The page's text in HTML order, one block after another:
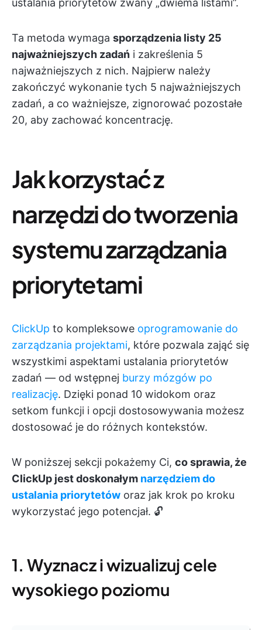
Ta metoda wymaga sporządzenia listy 25
najważniejszych zadań i zakreślenia 5
najważniejszych z nich. Najpierw należy
zakończyć wykonanie tych 5 najważniejszych
zadań, a co ważniejsze, zignorować pozostałe
20, aby zachować koncentrację.
Jak korzystać z
narzędzi do tworzenia
systemu zarządzania
priorytetami
ClickUp to kompleksowe oprogramowanie do
zarządzania projektami, które pozwala zająć się
wszystkimi aspektami ustalania priorytetów
zadań — od wstępnej burzy mózgów po
realizację. Dzięki ponad 10 widokom oraz
setkom funkcji i opcji dostosowywania możesz
dostosować je do różnych kontekstów.
W poniższej sekcji pokażemy Ci, co sprawia, że
ClickUp jest doskonałym narzędziem do
ustalania priorytetów oraz jak krok po kroku
wykorzystać jego potencjał. 🔓
1. Wyznacz i wizualizuj cele
wysokiego poziomu